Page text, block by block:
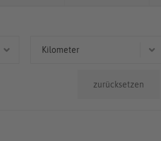
Kilometer
zurücksetzen